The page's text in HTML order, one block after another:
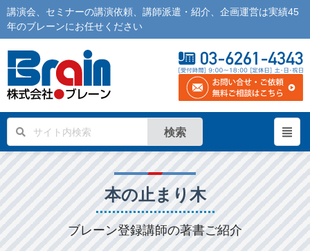
講演会 セミナーの講演依頼 講師派遣 ・紹介、企画運営は実績45
年のブレーンにお任せください
検索
本の止まり木
ブレーン登録講師の著書ご紹介